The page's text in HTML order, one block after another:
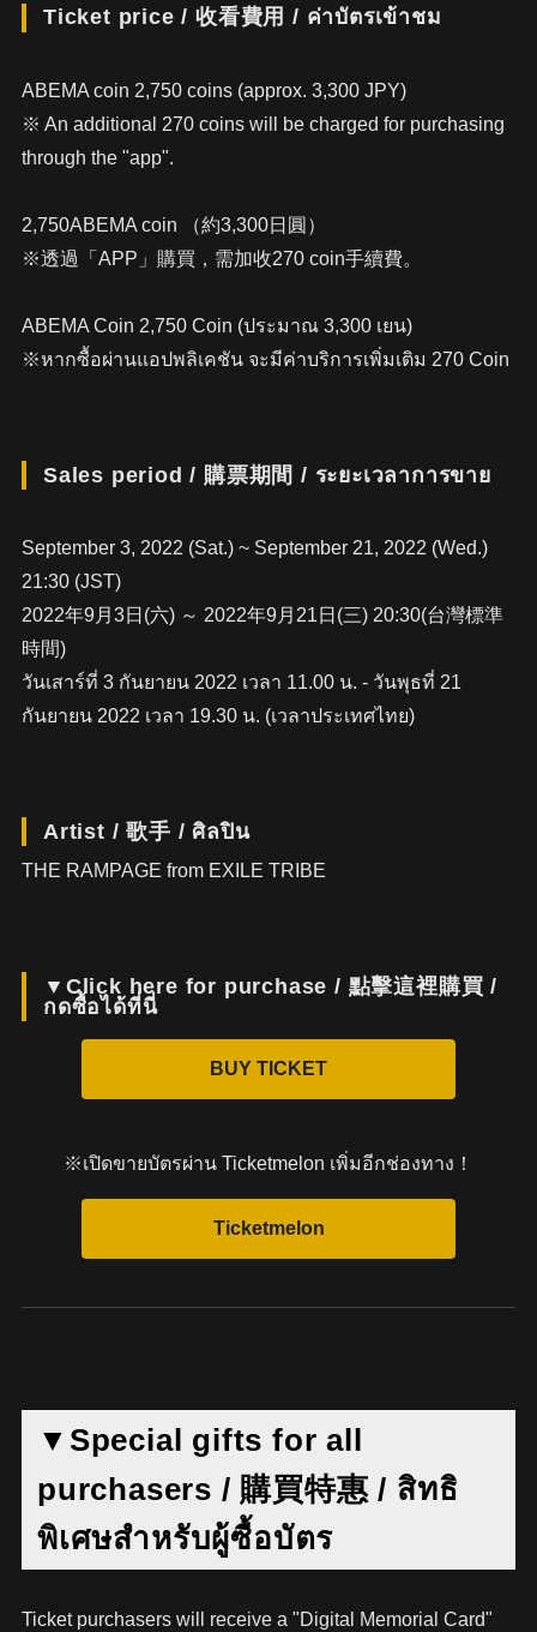
Ticket price / 收看費用 / ค่าบัตรเข้าชม
ABEMA coin 2,750 coins (approx. 3,300 JPY)
※ An additional 270 coins will be charged for purchasing
through the "app".
2,750ABEMA coin （約3,300日圓）
※透過「APP」購買，需加收270 coin手續費。
ABEMA Coin 2,750 Coin (ประมาณ 3,300 เยน)
※หากซื้อผ่านแอปพลิเคชัน จะมีค่าบริการเพิ่มเติม 270 Coin
Sales period / 購票期間 / ระยะเวลาการขาย
September 3, 2022 (Sat.) ~ September 21, 2022 (Wed.)
21:30 (JST)
2022年9月3日(六) ～ 2022年9月21日(三) 20:30(台灣標準
時間)
วันเสาร์ที่ 3 กันยายน 2022 เวลา 11.00 น. - วันพุธที่ 21
กันยายน 2022 เวลา 19.30 น. (เวลาประเทศไทย)
Artist / 歌手 / ศิลปิน
THE RAMPAGE from EXILE TRIBE
▼Click here for purchase / 點擊這裡購買 /
กดซื้อได้ที่นี่
※เปิดขายบัตรผ่าน Ticketmelon เพิ่มอีกช่องทาง！
▼Special gifts for all
purchasers / 購買特惠 / สิทธิ
พิเศษสำหรับผู้ซื้อบัตร
Ticket purchasers will receive a "Digital Memorial Card"